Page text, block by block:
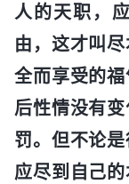
人的天职，
由，这才叫
全而享受的
后性情没有
罚。但不论
应尽到自己